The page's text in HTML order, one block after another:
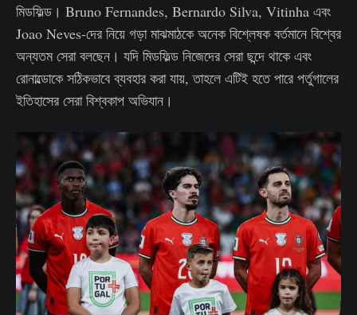
মিডফিল্ড। Bruno Fernandes, Bernardo Silva, Vitinha এবং
Joao Neves-দের নিয়ে গড়া মাঝমাঠকে অনেক বিশ্লেষক বর্তমানে বিশ্বের
অন্যতম সেরা বলছেন। যদি মিডফিল্ড নিজেদের সেরা ছন্দে থাকে এবং
রোনাল্ডোকে সঠিকভাবে ব্যবহার করা যায়, তাহলে এটিই হতে পারে পর্তুগালের
ইতিহাসের সেরা বিশ্বকাপ অভিযান।